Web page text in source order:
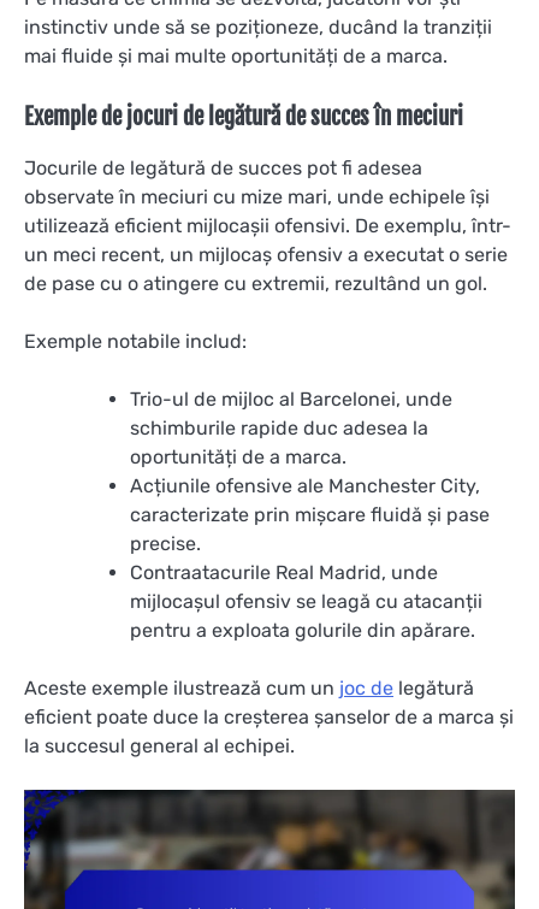
instinctiv unde să se poziționeze, ducând la tranziții
mai fluide și mai multe oportunități de a marca.
Exemple de jocuri de legătură de succes în meciuri
Jocurile de legătură de succes pot fi adesea
observate în meciuri cu mize mari, unde echipele își
utilizează eficient mijlocașii ofensivi. De exemplu, într-
un meci recent, un mijlocaș ofensiv a executat o serie
de pase cu o atingere cu extremii, rezultând un gol.
Exemple notabile includ:
Trio-ul de mijloc al Barcelonei, unde
schimburile rapide duc adesea la
oportunități de a marca.
Acțiunile ofensive ale Manchester City,
caracterizate prin mișcare fluidă și pase
precise.
Contraatacurile Real Madrid, unde
mijlocașul ofensiv se leagă cu atacanții
pentru a exploata golurile din apărare.
Aceste exemple ilustrează cum un joc de legătură
eficient poate duce la creșterea șanselor de a marca și
la succesul general al echipei.